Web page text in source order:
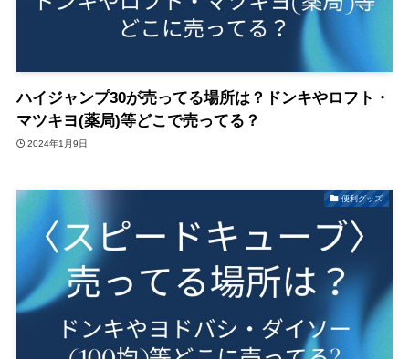
ハイジャンプ30が売ってる場所は？ドンキやロフト・
マツキヨ(薬局)等どこで売ってる？
2024年1月9日
便利グッズ